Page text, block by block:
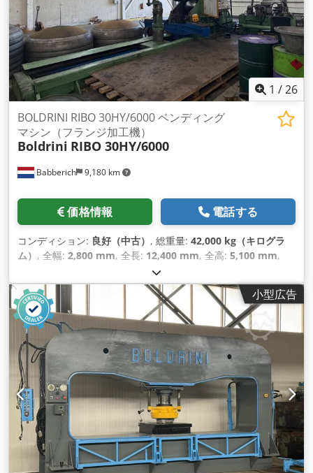
1 /26
Babberich 9,180 km
BOLDRINI RIBO 30HY/6000 ベンディング
マシン（フランジ加工機）
Boldrini RIBO 30HY/6000
価格情報 電話する
コンディション: 良好（中古） , 総重量: 42,000 kg（キログラ
ム） , 全幅: 2,800 mm, 全長: 12,400 mm, 全高: 5,100 mm,
小型広告